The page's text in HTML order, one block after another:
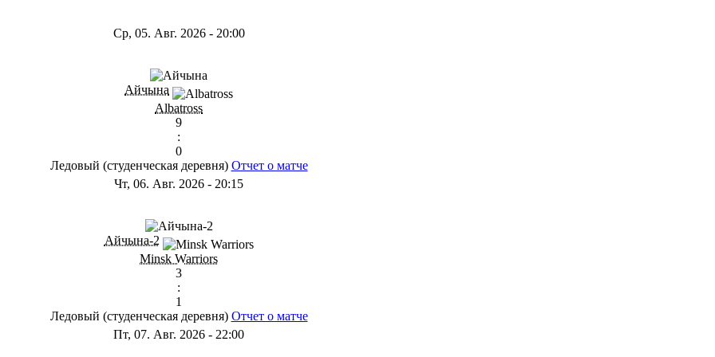
Ср, 05. Авг. 2026- 20:00
Айчына
Albatross
9
:
0
Ледовый (студенческая деревня) Отчет о матче
Чт, 06. Авг. 2026 - 20:15
Айчына-2
Minsk Warriors
3
:
1
Ледовый (студенческая деревня) Отчет о матче
Пт, 07. Авг. 2026 - 22:00